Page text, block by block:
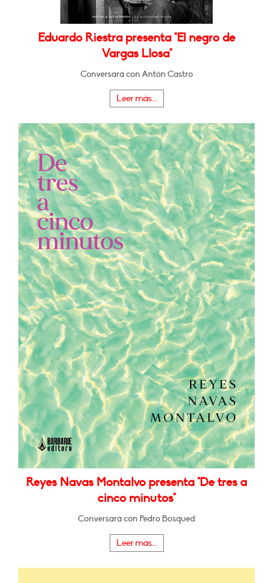
Eduardo Riestra presenta "El negro de
Vargas Llosa"
Conversará con Antón Castro
Leer más...
Reyes Navas Montalvo presenta "De tres a
cinco minutos"
Conversará con Pedro Bosqued
Leer más...